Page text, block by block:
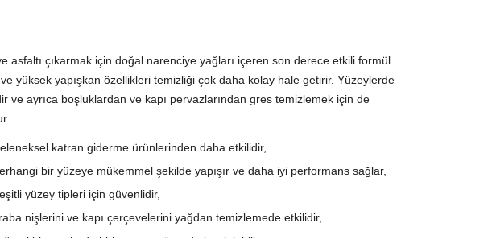
asfaltı çıkarmak için doğal narenciye yağları içeren son derece etkili formül.
yüksek yapışkan özellikleri temizliği çok daha kolay hale getirir. Yüzeylerde
ve ayrıca boşluklardan ve kapı pervazlarından gres temizlemek için de
katran giderme ürünlerinden daha etkilidir,
bir yüzeye mükemmel şekilde yapışır ve daha iyi performans sağlar,
yüzey tipleri için güvenlidir,
nişlerini ve kapı çerçevelerini yağdan temizlemede etkilidir,
kirlenmelerde birkaç saat yüzeyde bırakılabilir.